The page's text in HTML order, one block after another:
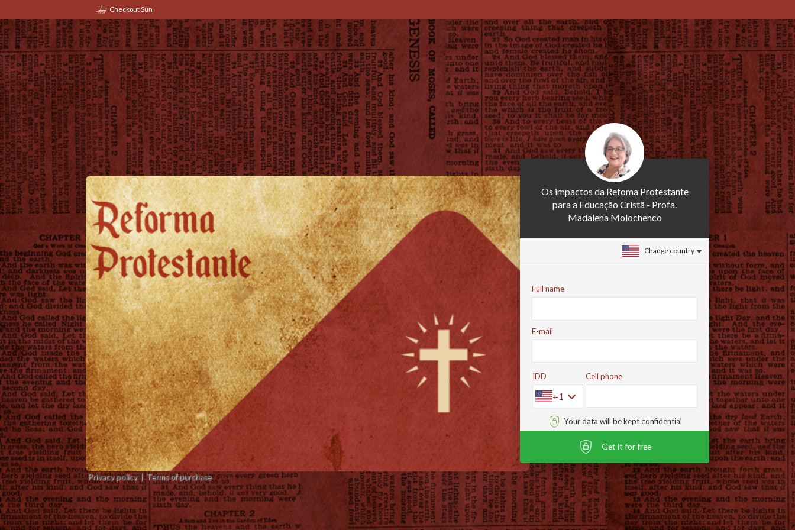
Checkout Sun
Privacy policy Terms of purchase
Os impactos da Refoma Protestante
para a Educação Cristã - Profa.
Madalena Molochenco
Change country
Full name
E-mail
IDD
+1
Cell phone
Your data will be kept confidential
Get it for free